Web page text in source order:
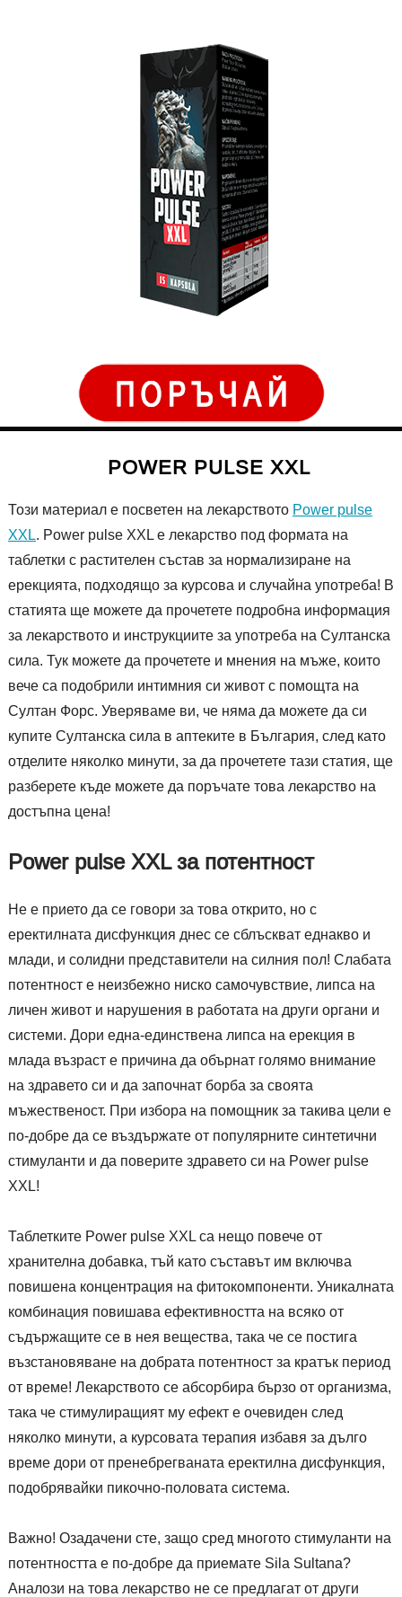
POWER PULSE XXL
Този материал е посветен на лекарството Power pulse
XXL. Power pulse XXL е лекарство под формата на
таблетки с растителен състав за нормализиране на
ерекцията, подходящо за курсова и случайна употреба! В
статията ще можете да прочетете подробна информация
за лекарството и инструкциите за употреба на Султанска
сила. Тук можете да прочетете и мнения на мъже, които
вече са подобрили интимния си живот с помощта на
Султан Форс. Уверяваме ви, че няма да можете да си
купите Султанска сила в аптеките в България, след като
отделите няколко минути, за да прочетете тази статия, ще
разберете къде можете да поръчате това лекарство на
достъпна цена!
Power pulse XXL за потентност
Не е прието да се говори за това открито, но с
еректилната дисфункция днес се сблъскват еднакво и
млади, и солидни представители на силния пол! Слабата
потентност е неизбежно ниско самочувствие, липса на
личен живот и нарушения в работата на други органи и
системи. Дори една-единствена липса на ерекция в
млада възраст е причина да обърнат голямо внимание
на здравето си и да започнат борба за своята
мъжественост. При избора на помощник за такива цели е
по-добре да се въздържате от популярните синтетични
стимуланти и да поверите здравето си на Power pulse
XXL!
Таблетките Power pulse XXL са нещо повече от
хранителна добавка, тъй като съставът им включва
повишена концентрация на фитокомпоненти. Уникалната
комбинация повишава ефективността на всяко от
съдържащите се в нея вещества, така че се постига
възстановяване на добрата потентност за кратък период
от време! Лекарството се абсорбира бързо от организма,
така че стимулиращият му ефект е очевиден след
няколко минути, а курсовата терапия избавя за дълго
време дори от пренебрегваната еректилна дисфункция,
подобрявайки пикочно-половата система.
Важно! Озадачени сте, защо сред многото стимуланти на
потентността е по-добре да приемате Sila Sultana?
Аналози на това лекарство не се предлагат от други